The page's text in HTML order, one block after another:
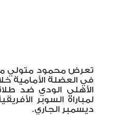
تعرض محمود متولي
في العضلة الأمامية
الأهلي الودي ضد
ديسمبر الجاري.